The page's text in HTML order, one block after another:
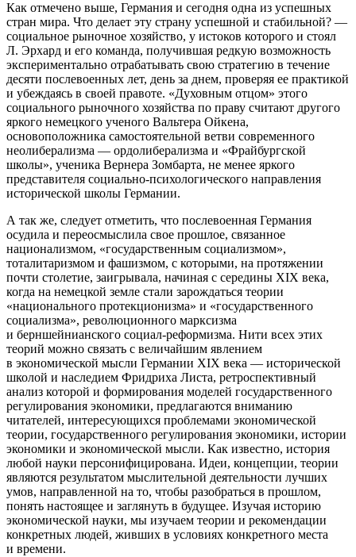
Как отмечено выше, Германия и сегодня одна из успешных
стран мира. Что делает эту страну успешной и стабильной? —
социальное рыночное хозяйство, у истоков которого и стоял
Л. Эрхард и его команда, получившая редкую возможность
экспериментально отрабатывать свою стратегию в течение
десяти послевоенных лет, день за днем, проверяя ее практикой
и убеждаясь в своей правоте. «Духовным отцом» этого
социального рыночного хозяйства по праву считают другого
яркого немецкого ученого Вальтера Ойкена,
основоположника самостоятельной ветви современного
неолиберализма — ордолиберализма и «Фрайбургской
школы», ученика Вернера Зомбарта, не менее яркого
представителя социально-психологического направления
исторической школы Германии.
А так же, следует отметить, что послевоенная Германия
осудила и переосмыслила свое прошлое, связанное
национализмом, «государственным социализмом»,
тоталитаризмом и фашизмом, с которыми, на протяжении
почти столетие, заигрывала, начиная с середины ХIХ века,
когда на немецкой земле стали зарождаться теории
«национального протекционизма» и «государственного
социализма», революционного марксизма
и берншейнианского социал-реформизма. Нити всех этих
теорий можно связать с величайшим явлением
в экономической мысли Германии ХIХ века — исторической
школой и наследием Фридриха Листа, ретроспективный
анализ которой и формирования моделей государственного
регулирования экономики, предлагаются вниманию
читателей, интересующихся проблемами экономической
теории, государственного регулирования экономики, истории
экономики и экономической мысли. Как известно, история
любой науки персонифицирована. Идеи, концепции, теории
являются результатом мыслительной деятельности лучших
умов, направленной на то, чтобы разобраться в прошлом,
понять настоящее и заглянуть в будущее. Изучая историю
экономической науки, мы изучаем теории и рекомендации
конкретных людей, живших в условиях конкретного места
и времени.